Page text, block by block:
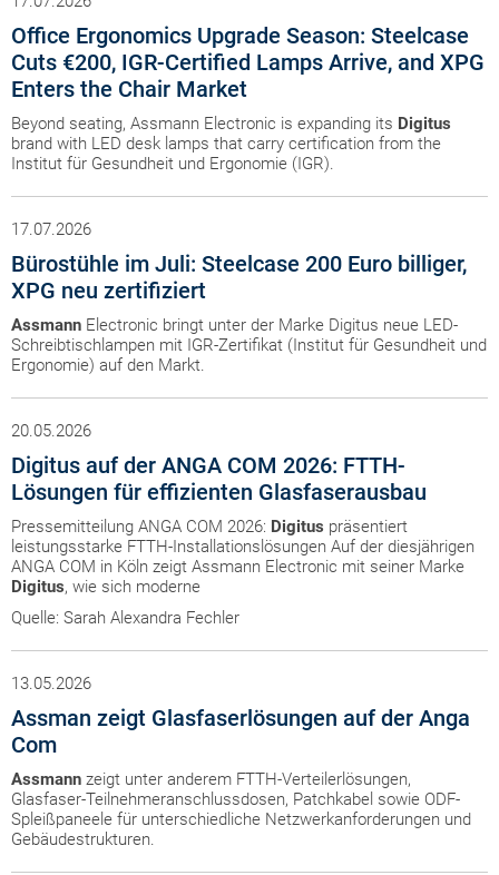
Office Ergonomics Upgrade Season: Steelcase
Cuts €200, IGR-Certified Lamps Arrive, and XPG
Enters the Chair Market
Beyond seating, Assmann Electronic is expanding its Digitus
brand with LED desk lamps that carry certification from the
Institut für Gesundheit und Ergonomie (IGR).
17.07.2026
Bürostühle im Juli: Steelcase 200 Euro billiger,
XPG neu zertifiziert
Assmann Electronic bringt unter der Marke Digitus neue LED-
Schreibtischlampen mit IGR-Zertifikat (Institut für Gesundheit und
Ergonomie) auf den Markt.
20.05.2026
Digitus auf der ANGA COM 2026: FTTH-
Lösungen für effizienten Glasfaserausbau
Pressemitteilung ANGA COM 2026: Digitus präsentiert
leistungsstarke FTTH-Installationslösungen Auf der diesjährigen
ANGA COM in Köln zeigt Assmann Electronic mit seiner Marke
Digitus, wie sich moderne
Quelle: Sarah Alexandra Fechler
13.05.2026
Assman zeigt Glasfaserlösungen auf der Anga
Com
Assmann zeigt unter anderem FTTH-Verteilerlösungen,
Glasfaser-Teilnehmeranschlussdosen, Patchkabel sowie ODF-
Spleißpaneele für unterschiedliche Netzwerkanforderungen und
Gebäudestrukturen.